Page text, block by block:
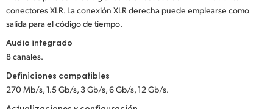
Ukraine
conectores XLR. La conexión XLR derecha puede emplearse como
salida para el código de tiempo.
Audio integrado
8 canales.
Definiciones compatibles
270 Mb/s, 1.5 Gb/s, 3 Gb/s, 6 Gb/s, 12 Gb/s.